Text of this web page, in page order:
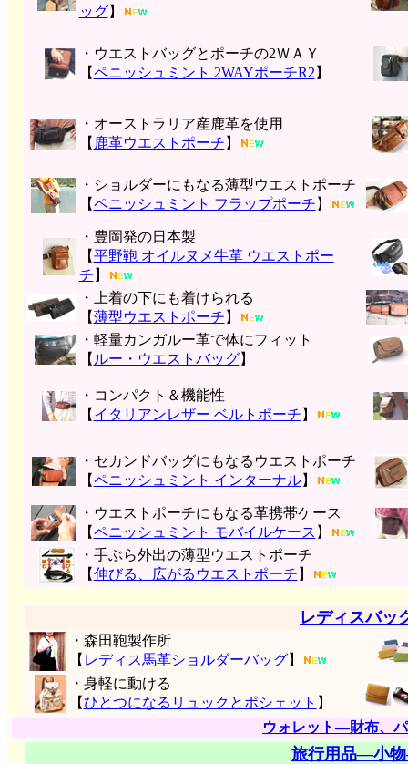
ッグ】
・ウエストバッグとポーチの2ＷＡＹ
【ペニッシュミント 2WAYポーチR2 】
・オーストラリア産鹿革を使用
【 鹿革ウエストポーチ 】
・ショルダーにもなる薄型ウエストポーチ
【ペニッシュミント フラップポーチ 】
・豊岡発の日本製
【平野鞄 オイルヌメ牛革 ウエストポー
チ 】
・上着の下にも着けられる
【薄型ウエストポーチ 】
・軽量カンガルー革で体にフィット
【 ルー・ウエストバッグ】
・コンパクト＆機能性
【 イタリアンレザー ベルトポーチ 】
・セカンドバッグにもなるウエストポーチ
【ペニッシュミント インターナル】
・ウエストポーチにもなる革携帯ケース
【ペニッシュミント モバイルケース 】
・手ぶら外出の薄型ウエストポーチ
【伸びる、広がるウエストポーチ 】
レディスバッ
・森田鞄製作所
【 レディス馬革ショルダーバッグ】
・身軽に動ける
【ひとつになるリュックとポシェット 】
ウォレット―財布、
旅行用品―小